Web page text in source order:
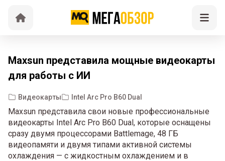
Maxsun представила мощные видеокарты
для работы с ИИ
Видеокарты Intel Arc Pro B60 Dual
Maxsun представила свои новые профессиональные
видеокарты Intel Arc Pro B60 Dual, которые оснащены
сразу двумя процессорами Battlemage, 48 ГБ
видеопамяти и двумя типами активной системы
охлаждения — с жидкостным охлаждением и в